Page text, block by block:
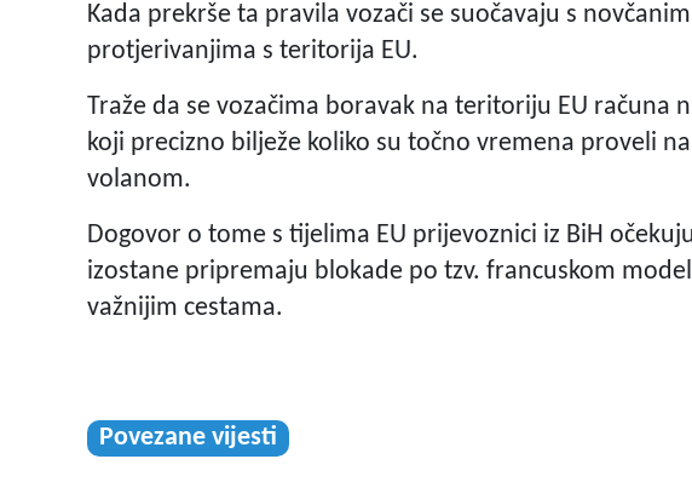
Kada prekrše ta pravila vozači se suočavaju s
protjerivanjima s teritorija EU.
Traže da se vozačima boravak na teritoriju EU računa
koji precizno bilježe koliko su točno vremena proveli
volanom.
Dogovor o tome s tijelima EU prijevoznici iz BiH
izostane pripremaju blokade po tzv. francuskom
važnijim cestama.
Povezane vijesti